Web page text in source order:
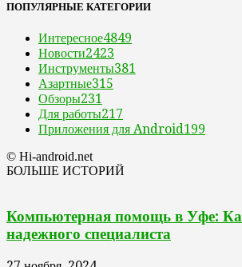
ПОПУЛЯРНЫЕ КАТЕГОРИИ
Интересное4849
Новости2423
Инструменты381
Азартные315
Обзоры231
Для работы217
Приложения для Android199
© Hi-android.net
БОЛЬШЕ ИСТОРИЙ
Компьютерная помощь в Уфе:
надежного специалиста